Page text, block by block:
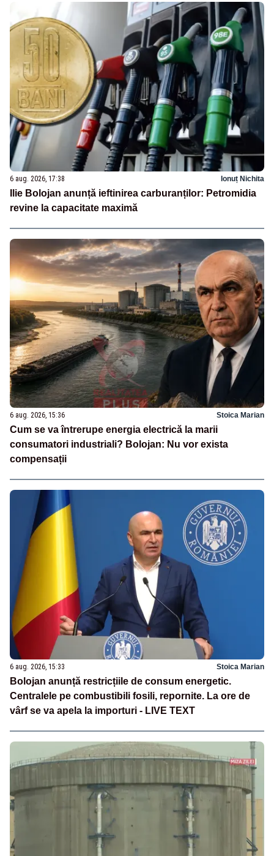
6 aug. 2026, 17:38 Ionuț Nichita
Ilie Bolojan anunță ieftinirea carburanților: Petromidia
revine la capacitate maximă
6 aug. 2026, 15:36 Stoica Marian
Cum se va întrerupe energia electrică la marii
consumatori industriali? Bolojan: Nu vor exista
compensații
6 aug. 2026, 15:33 Stoica Marian
Bolojan anunță restricțiile de consum energetic.
Centralele pe combustibili fosili, repornite. La ore de
vârf se va apela la importuri - LIVE TEXT